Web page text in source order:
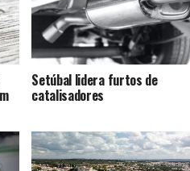
Setúbal lidera furtos de
catalisadores